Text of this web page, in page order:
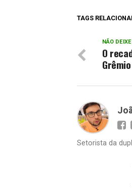
TAGS
NÃO
O
Grêmio
Setorista da